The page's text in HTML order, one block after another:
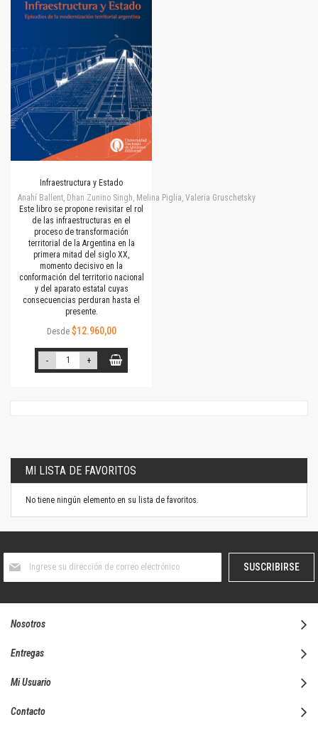
Infraestructura y Estado
Anahí Ballent, Dhan Zunino Singh, Melina Piglia, Valeria Gruschetsky
Este libro se propone revisitar el rol
de las infraestructuras en el
proceso de transformación
territorial de la Argentina en la
primera mitad del siglo XX,
momento decisivo en la
conformación del territorio nacional
y del aparato estatal cuyas
consecuencias perduran hasta el
presente.
Desde $12.960,00
- +
MI LISTA DE FAVORITOS
No tiene ningún elemento en su lista de favoritos.
boletín
SUSCRIBIRSE
Nosotros
Entregas
Mi Usuario
Contacto